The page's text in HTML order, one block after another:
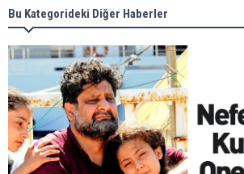
Bu Kategorideki Diğer Haberler